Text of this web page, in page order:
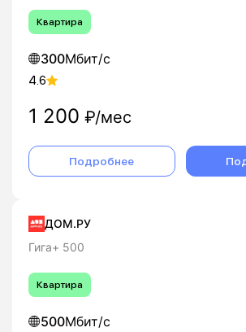
Квартира
300Мбит/с
4.6
1 200 ₽/мес
Подробнее
ДОМ.РУ
Гига+ 500
Квартира
500Мбит/с